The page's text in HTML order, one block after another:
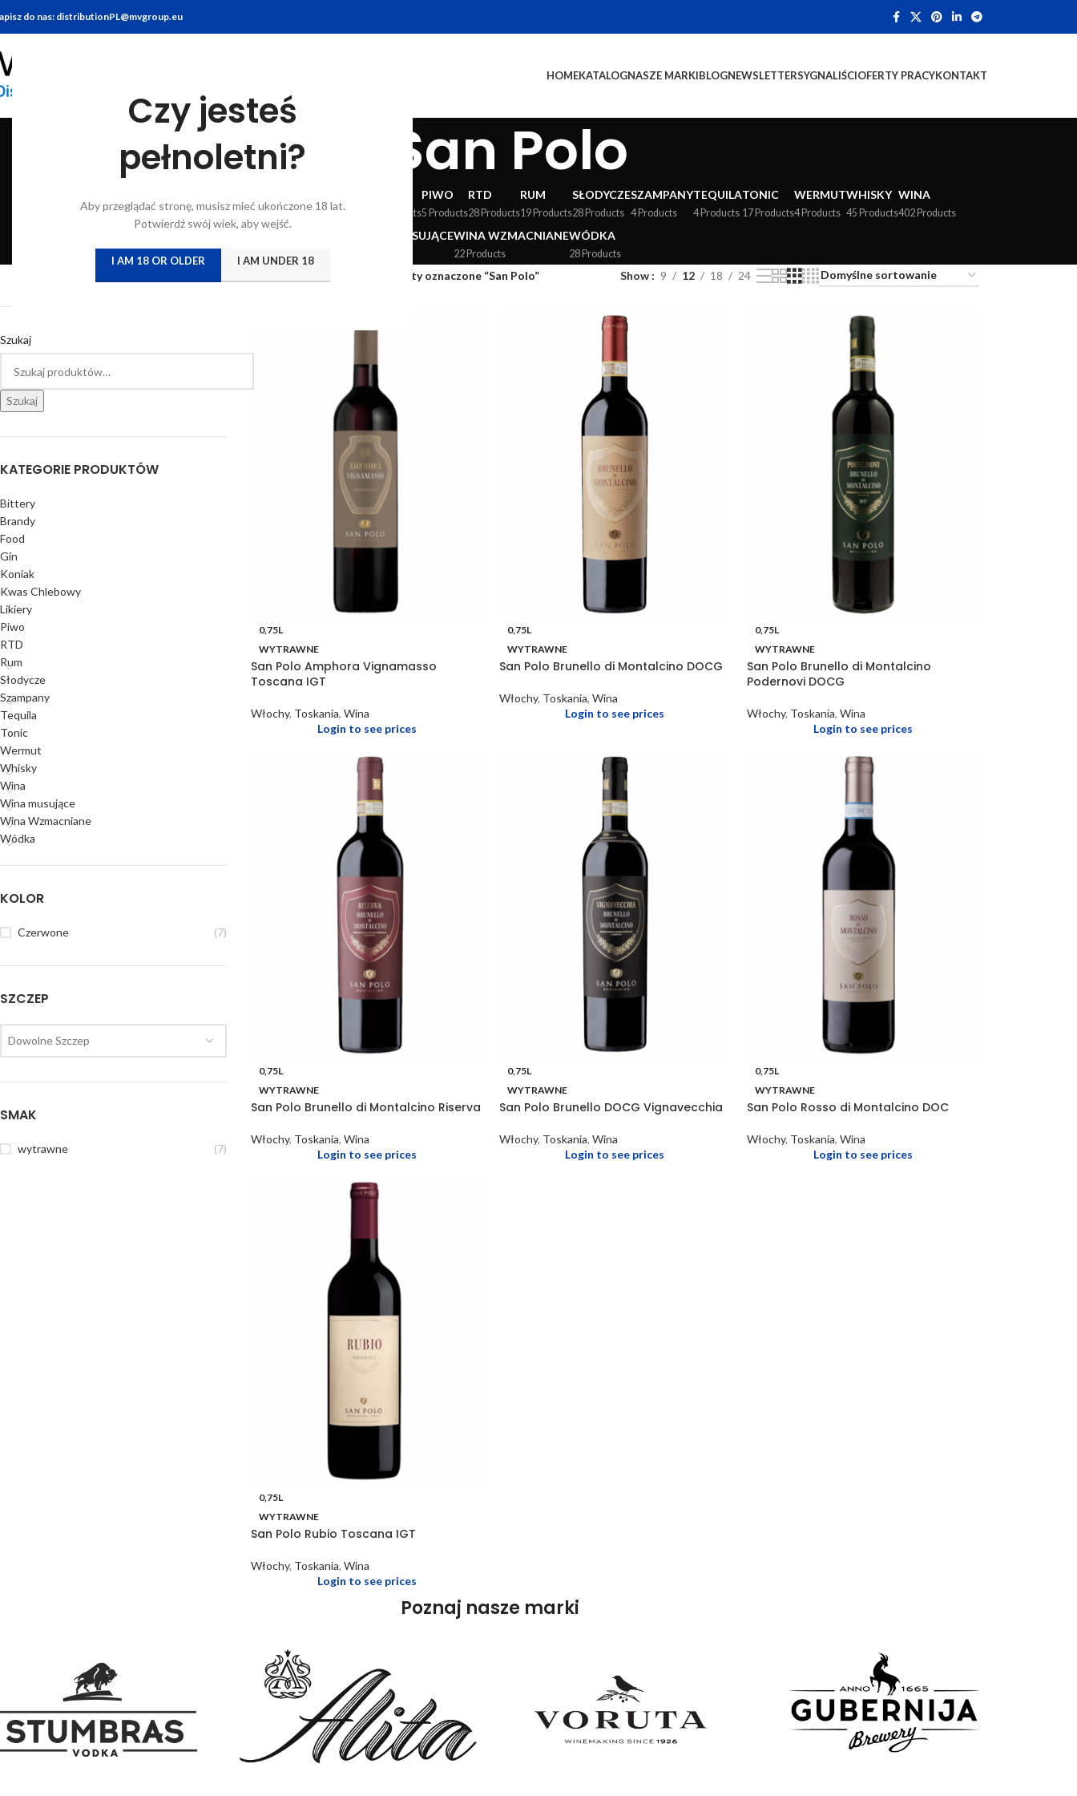
Czy jesteś
pełnoletni?
Aby przeglądać stronę, musisz mieć ukończone 18 lat.
Potwierdź swój wiek, aby wejść.
I AM 18 OR OLDER I AM UNDER 18
do nas: distributionPL@mvgroup.eu
HOMEKATALOGNASZE MARKIBLOGNEWSLETTERSYGNALIŚCIOFERTY PRACYKONTAKT
San Polo
7 Products10 Products22 Products7 Products5 Products 24 Products
PIWO
5 Products
RTD
28 Products
RUM
19 Products
SŁODYCZE
28 Products
SZAMPANY
4 Products
TEQUILA
4 Products
TONIC
17 Products
WERMUT
4 Products
WHISKY
45 Products
WINA
402 Products
WINA MUSUJĄCEWINA WZMACNIANE
22 Products
WÓDKA
28 Products
Szukaj
Szukaj
KATEGORIE PRODUKTÓW
Bittery
Brandy
Food
Gin
Koniak
Kwas Chlebowy
Likiery
Piwo
RTD
Rum
Słodycze
Szampany
Tequila
Tonic
Wermut
Whisky
Wina
Wina musujące
Wina Wzmacniane
Wódka
KOLOR
Czerwone (7)
SZCZEP
Dowolne Szczep
SMAK
wytrawne (7)
Produkty oznaczone “San Polo” Show 9 12 18 24
0,75L
WYTRAWNE
San Polo Amphora Vignamasso
Toscana IGT
Włochy, Toskania, Wina
Login to see prices
0,75L
WYTRAWNE
San Polo Brunello di Montalcino DOCG
Włochy, Toskania, Wina
Login to see prices
0,75L
WYTRAWNE
San Polo Brunello di Montalcino
Podernovi DOCG
Włochy, Toskania, Wina
Login to see prices
0,75L
WYTRAWNE
San Polo Brunello di Montalcino Riserva
Włochy, Toskania, Wina
Login to see prices
0,75L
WYTRAWNE
San Polo Brunello DOCG Vignavecchia
Włochy, Toskania, Wina
Login to see prices
0,75L
WYTRAWNE
San Polo Rosso di Montalcino DOC
Włochy, Toskania, Wina
Login to see prices
0,75L
WYTRAWNE
San Polo Rubio Toscana IGT
Włochy, Toskania, Wina
Login to see prices
Poznaj nasze marki